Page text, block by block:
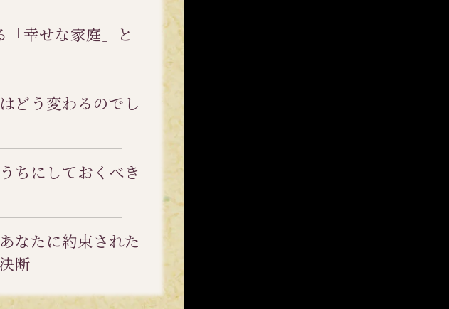
幸せな家庭」と
どう変わるのでし
ちにしておくべき
なたに約束された
断